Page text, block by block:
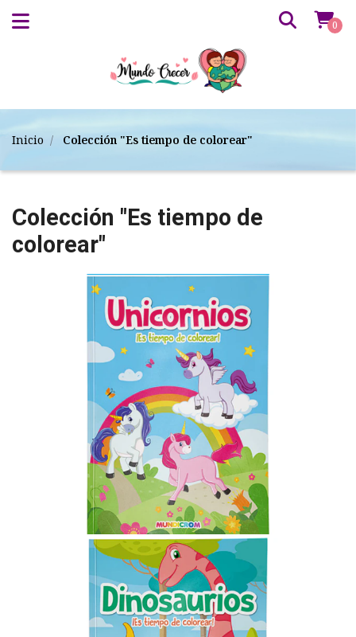
0
Inicio Colección "Es tiempo de colorear"
Colección "Es tiempo de
colorear"